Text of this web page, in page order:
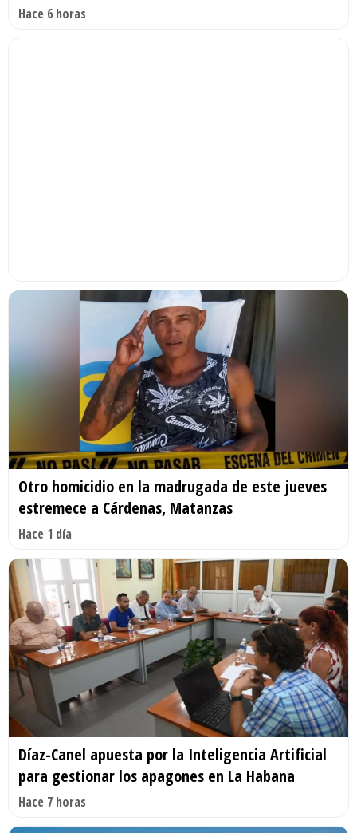
Hace 6 horas
Otro homicidio en la madrugada de este jueves
estremece a Cárdenas, Matanzas
Hace 1 día
Díaz-Canel apuesta por la Inteligencia Artificial
para gestionar los apagones en La Habana
Hace 7 horas